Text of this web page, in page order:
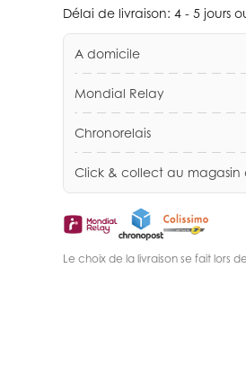
Délai de livraison: 4 - 5 jours
A domicile
Mondial Relay
Chronorelais
Click & collect au magasin
Le choix de la livraison se fait lors